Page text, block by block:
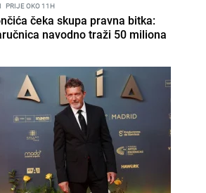
I PRIJE OKO 11H
čeka skupa pravna bitka:
navodno traži 50 miliona